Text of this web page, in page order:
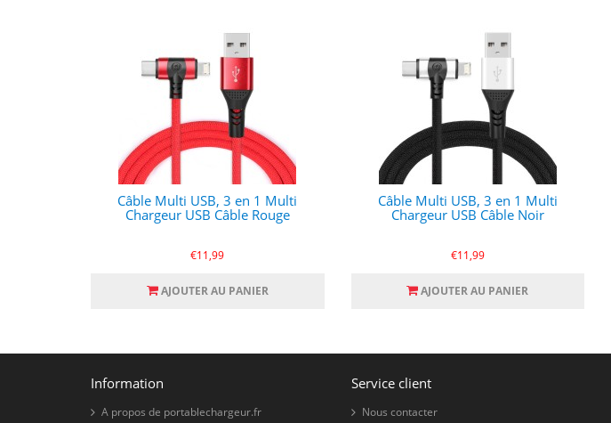
Câble Multi USB, 3 en 1 Multi
Chargeur USB Câble Rouge
€11,99
AJOUTER AU PANIER
Câble Multi USB, 3 en 1 Multi
Chargeur USB Câble Noir
€11,99
AJOUTER AU PANIER
Information
A propos de portablechargeur.fr
Service client
Nous contacter